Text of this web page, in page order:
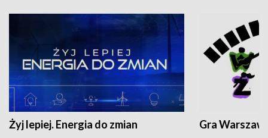
Żyj lepiej. Energia do zmian Gra